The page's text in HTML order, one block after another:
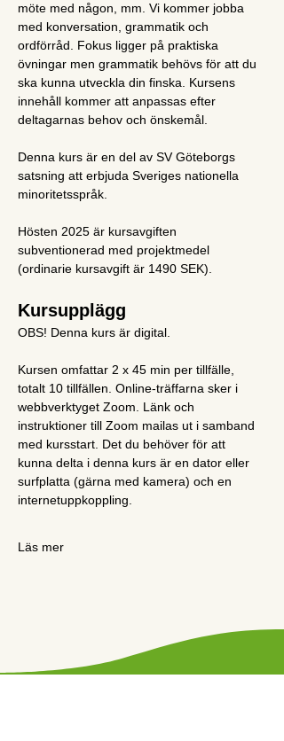
möte med någon, mm. Vi kommer jobba
med konversation, grammatik och
ordförråd. Fokus ligger på praktiska
övningar men grammatik behövs för att du
ska kunna utveckla din finska. Kursens
innehåll kommer att anpassas efter
deltagarnas behov och önskemål.
Denna kurs är en del av SV Göteborgs
satsning att erbjuda Sveriges nationella
minoritetsspråk.
Hösten 2025 är kursavgiften
subventionerad med projektmedel
(ordinarie kursavgift är 1490 SEK).
Kursupplägg
OBS! Denna kurs är digital.
Kursen omfattar 2 x 45 min per tillfälle,
totalt 10 tillfällen. Online-träffarna sker i
webbverktyget Zoom. Länk och
instruktioner till Zoom mailas ut i samband
med kursstart. Det du behöver för att
kunna delta i denna kurs är en dator eller
surfplatta (gärna med kamera) och en
internetuppkoppling.
Läs mer